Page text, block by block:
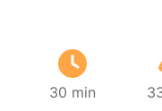
30 min